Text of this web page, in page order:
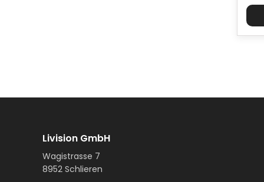
Livision GmbH
Wagistrasse 7
8952 Schlieren